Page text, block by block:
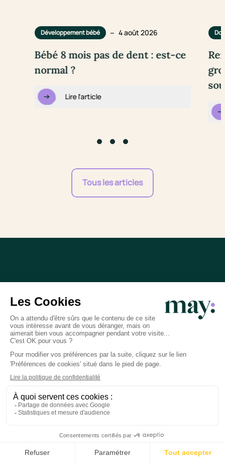
Développement bébé – 4 août 2026
Bébé 8 mois pas de dent : est-ce
normal ?
Lire l'article
Tous les articles
Professionnalisme
Vous échangez uniquement avec des experts
spécialistes de la petite enfance et la périnatalité
diplômés en France.